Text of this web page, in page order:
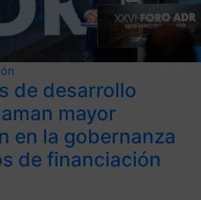
de desarrollo
mayor
en la gobernanza
de financiación